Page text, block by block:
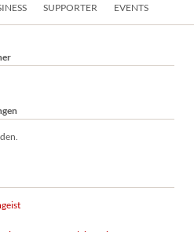
SUPPORTER EVENTS